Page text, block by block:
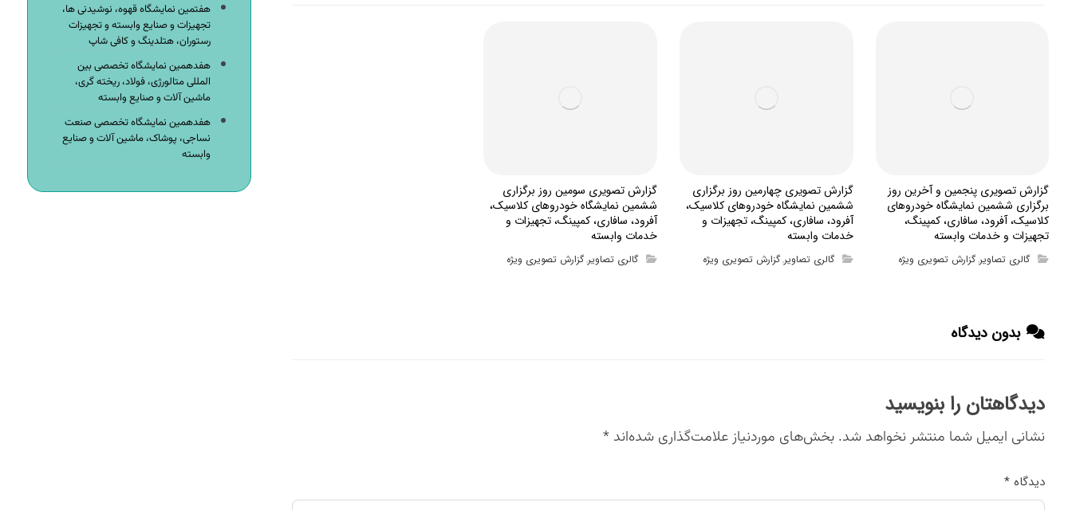
گزارش تصویری پنجمین و آخرین روز
برگزاری ششمین نمایشگاه خودروهای
کلاسیک، آفرود، سافاری، کمپینگ،
تجهیزات و خدمات وابسته
گالری تصاویر,گزارش تصویری ویژه
گزارش تصویری چهارمین روز برگزاری
ششمین نمایشگاه خودروهای کلاسیک،
آفرود، سافاری، کمپینگ، تجهیزات و
خدمات وابسته
گالری تصاویر,گزارش تصویری ویژه
گزارش تصویری سومین روز برگزاری
ششمین نمایشگاه خودروهای کلاسیک،
آفرود، سافاری، کمپینگ، تجهیزات و
خدمات وابسته
گالری تصاویر,گزارش تصویری ویژه
بدون دیدگاه
دیدگاهتان را بنویسید
نشانی ایمیل شما منتشر نخواهد شد. بخش‌های موردنیاز علامت‌گذاری شده‌اند *
دیدگاه *
هفتمین نمایشگاه قهوه، نوشیدنی ها،
تجهیزات و صنایع وابسته و تجهیزات
رستوران، هتلدینگ و کافی شاپ
هفدهمین نمایشگاه تخصصی بین
المللی متالورژی، فولاد، ریخته گری،
ماشین آلات و صنایع وابسته
هفدهمین نمایشگاه تخصصی صنعت
نساجی، پوشاک، ماشین آلات و صنایع
وابسته